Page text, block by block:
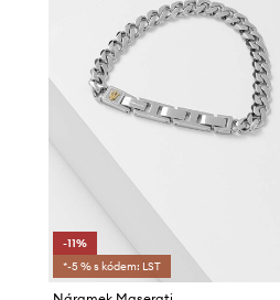
-11%
*-5 % s kódem: LST